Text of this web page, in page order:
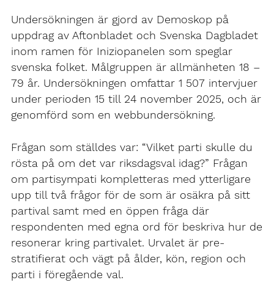
Undersökningen är gjord av Demoskop på
uppdrag av Aftonbladet och Svenska Dagbladet
inom ramen för Iniziopanelen som speglar
svenska folket. Målgruppen är allmänheten 18 –
79 år. Undersökningen omfattar 1 507 intervjuer
under perioden 15 till 24 november 2025, och är
genomförd som en webbundersökning.
Frågan som ställdes var: “Vilket parti skulle du
rösta på om det var riksdagsval idag?” Frågan
om partisympati kompletteras med ytterligare
upp till två frågor för de som är osäkra på sitt
partival samt med en öppen fråga där
respondenten med egna ord för beskriva hur de
resonerar kring partivalet. Urvalet är pre-
stratifierat och vägt på ålder, kön, region och
parti i föregående val.